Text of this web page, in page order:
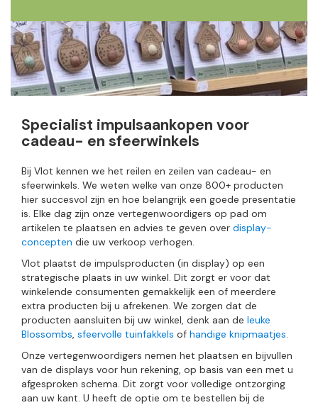
Specialist impulsaankopen voor
cadeau- en sfeerwinkels
Bij Vlot kennen we het reilen en zeilen van cadeau- en
sfeerwinkels. We weten welke van onze 800+ producten
hier succesvol zijn en hoe belangrijk een goede presentatie
is. Elke dag zijn onze vertegenwoordigers op pad om
artikelen te plaatsen en advies te geven over display-
concepten die uw verkoop verhogen.
Vlot plaatst de impulsproducten (in display) op een
strategische plaats in uw winkel. Dit zorgt er voor dat
winkelende consumenten gemakkelijk een of meerdere
extra producten bij u afrekenen. We zorgen dat de
producten aansluiten bij uw winkel, denk aan de leuke
Blossombs, sfeervolle tuinfakkels of handige knipmaatjes.
Onze vertegenwoordigers nemen het plaatsen en bijvullen
van de displays voor hun rekening, op basis van een met u
afgesproken schema. Dit zorgt voor volledige ontzorging
aan uw kant. U heeft de optie om te bestellen bij de